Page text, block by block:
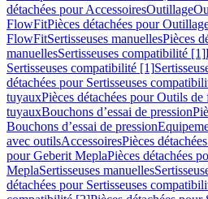
détachées pour AccessoiresOutillage
FlowFitPièces détachées pour
FlowFitSertisseuses manuellesPièces
manuellesSertisseuses compatibilité [1]
Sertisseuses compatibilité [1]
détachées pour Sertisseuses
tuyauxPièces détachées pour Outils de
tuyauxBouchons d’essai de pression
Bouchons d’essai de pression
avec outilsAccessoiresPièces
pour Geberit MeplaPièces détachées
MeplaSertisseuses manuelles
détachées pour Sertisseuses